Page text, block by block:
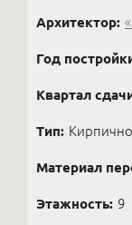
Архитектор:
Год
Квартал
Тип:
Материал
Этажность: 9